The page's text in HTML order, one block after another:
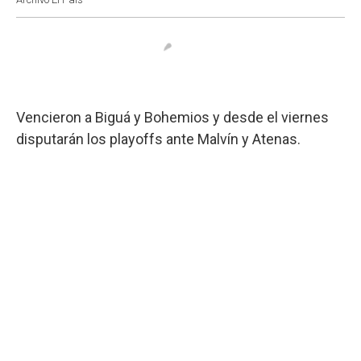
Vencieron a Biguá y Bohemios y desde el viernes
disputarán los playoffs ante Malvín y Atenas.